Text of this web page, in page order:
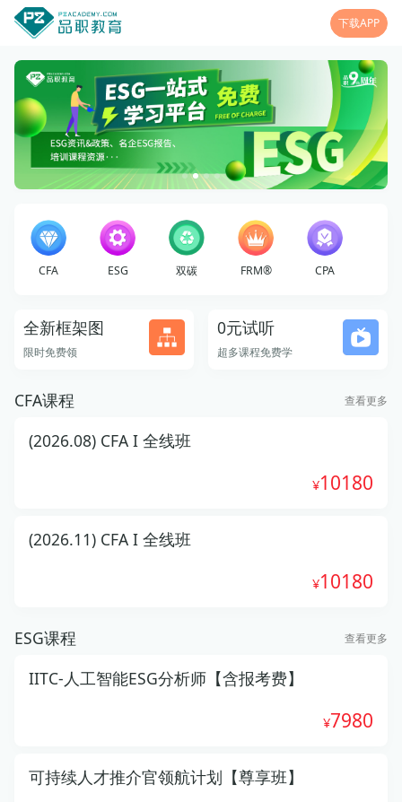
下载APP
CFA ESG 双碳 FRM® CPA
全新框架图
限时免费领
0元试听
超多课程免费学
CFA课程 查看更多
(2026.08) CFA I 全线班
10180
(2026.11) CFA I 全线班
10180
ESG课程 查看更多
IITC-人工智能ESG分析师【含报考费】
7980
可持续人才推介官领航计划【尊享班】